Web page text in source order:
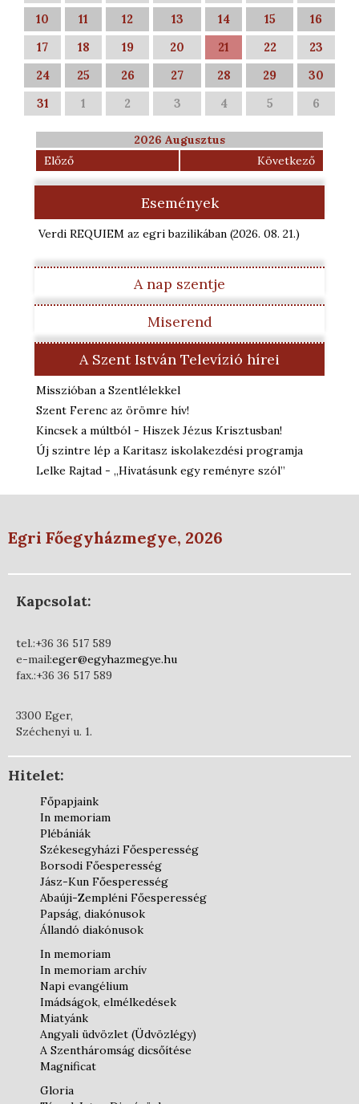
10
11 12 13 14 15
16
17
18 19 20 21 22
23
24
25 26 27 28 29
30
31
1 2 3 4 5 6
2026 Augusztus
Előző
Következő
Események
Verdi REQUIEM az egri bazilikában (2026. 08. 21.)
A nap szentje
Miserend
A Szent István Televízió hírei
Misszióban a Szentlélekkel
Szent Ferenc az örömre hív!
Kincsek a múltból - Hiszek Jézus Krisztusban!
Új szintre lép a Karitasz iskolakezdési programja
Lelke Rajtad - „Hivatásunk egy reményre szól”
Egri Főegyházmegye, 2026
Kapcsolat:
tel.:+36 36 517 589
e-mail:eger@egyhazmegye.hu
fax.:+36 36 517 589
3300 Eger,
Széchenyi u. 1.
Hitelet:
Főpapjaink
In memoriam
Plébániák
Székesegyházi Főesperesség
Borsodi Főesperesség
Jász-Kun Főesperesség
Abaúji-Zempléni Főesperesség
Papság, diakónusok
Állandó diakónusok
In memoriam
In memoriam archív
Napi evangélium
Imádságok, elmélkedések
Miatyánk
Angyali üdvözlet (Üdvözlégy)
A Szentháromság dicsőítése
Magnificat
Gloria